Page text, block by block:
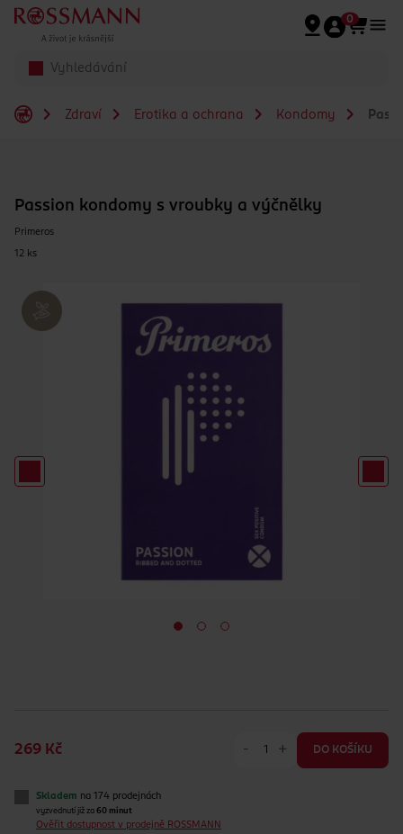
Přeskočit na hlavmní obsah
0
Zdraví Erotika a ochrana Kondomy
Passion kondomy s vroubky a výčnělky
Primeros
12 ks
269 Kč - + DO KOŠÍKU
Skladem na 174 prodejnách
vyzvednutí již za 60 minut
Ověřit dostupnost v prodejně ROSSMANN